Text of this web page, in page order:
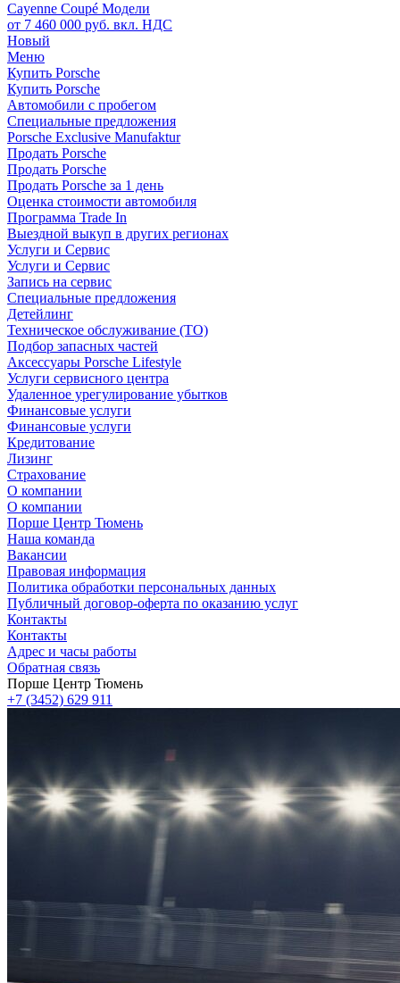
Cayenne Coupé Модели
от 7 460 000 руб. вкл. НДС
Новый
Меню
Купить Porsche
Купить Porsche
Автомобили с пробегом
Специальные предложения
Porsche Exclusive Manufaktur
Продать Porsche
Продать Porsche
Продать Porsche за 1 день
Оценка стоимости автомобиля
Программа Trade In
Выездной выкуп в других регионах
Услуги и Сервис
Услуги и Сервис
Запись на сервис
Специальные предложения
Детейлинг
Техническое обслуживание (ТО)
Подбор запасных частей
Аксессуары Porsche Lifestyle
Услуги сервисного центра
Удаленное урегулирование убытков
Финансовые услуги
Финансовые услуги
Кредитование
Лизинг
Страхование
О компании
О компании
Порше Центр Тюмень
Наша команда
Вакансии
Правовая информация
Политика обработки персональных данных
Публичный договор-оферта по оказанию услуг
Контакты
Контакты
Адрес и часы работы
Обратная связь
Порше Центр Тюмень
+7 (3452) 629 911